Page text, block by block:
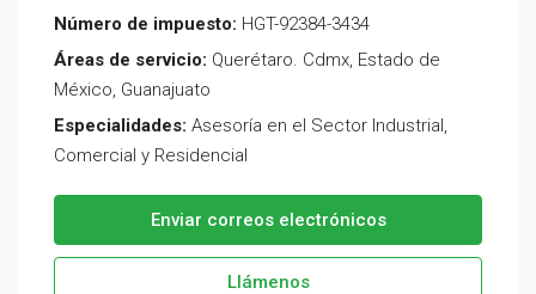
Número de impuesto: HGT-92384-3434
Áreas de servicio: Querétaro. Cdmx, Estado de
México, Guanajuato
Especialidades: Asesoría en el Sector Industrial,
Comercial y Residencial
Enviar correos electrónicos
Llámenos